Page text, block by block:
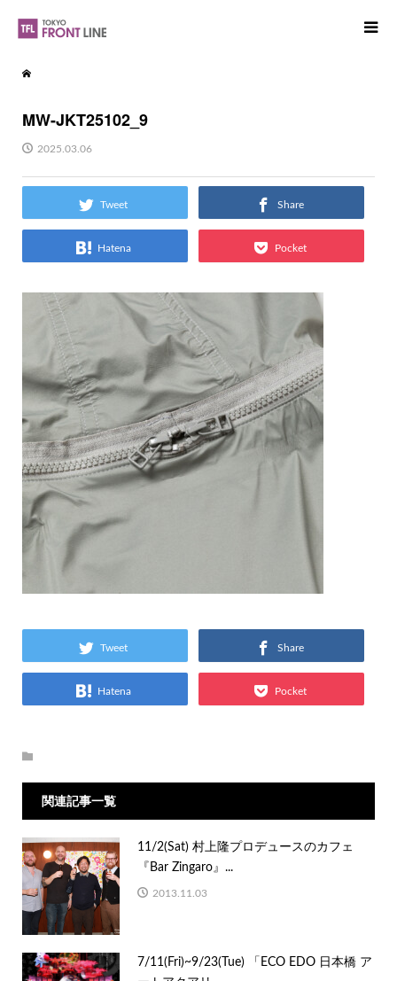
MW-JKT25102_9
2025.03.06
Tweet Share
Hatena Pocket
Tweet Share
Hatena Pocket
関連記事一覧
11/2(Sat) 村上隆プロデュースのカフェ
『Bar Zingaro』...
2013.11.03
7/11(Fri)~9/23(Tue) 「ECO EDO 日本橋 ア